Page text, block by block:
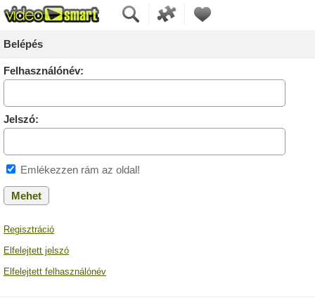
Belépés
Felhasználónév:
Jelszó:
Emlékezzen rám az oldal!
Regisztráció
Elfelejtett jelszó
Elfelejtett felhasználónév